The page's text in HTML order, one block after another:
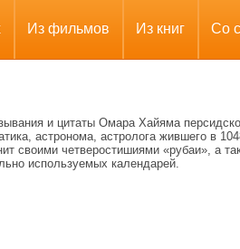
Из фильмов Из книг Со
и цитаты Омара Хайяма
астронома, астролога жившего в
своими четверостишиями «рубаи», а
используемых календарей.